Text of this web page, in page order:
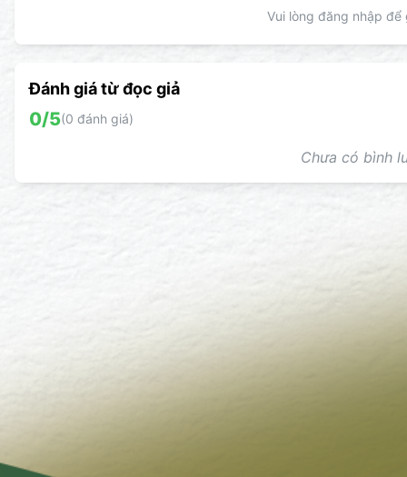
Vui lòng đăng nhập
Đánh giá từ đọc giả
0/5(0 đánh giá)
Chưa có bình